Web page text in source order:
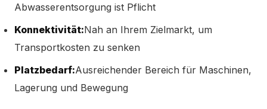
Abwasserentsorgung ist Pflicht
Konnektivität:Nah an Ihrem Zielmarkt, um
Transportkosten zu senken
Platzbedarf:Ausreichender Bereich für Maschinen,
Lagerung und Bewegung